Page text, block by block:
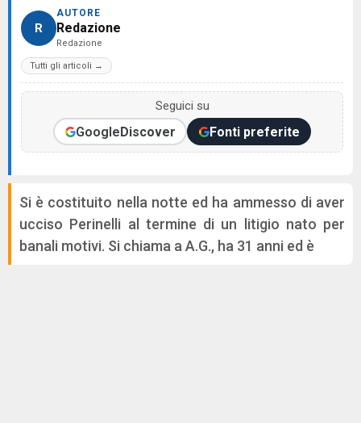
R
AUTORE
Redazione
Redazione
Tutti gli articoli →
Seguici su
GoogleDiscover Fonti preferite
Si è costituito nella notte ed ha ammesso di aver
ucciso Perinelli al termine di un litigio nato per
banali motivi. Si chiama a A.G., ha 31 anni ed è